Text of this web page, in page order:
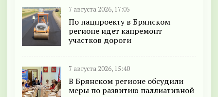
7 августа 2026, 17:05
По нацпроекту в Брянском
регионе идет капремонт
участков дороги
7 августа 2026, 15:40
В Брянском регионе обсудили
меры по развитию паллиативной